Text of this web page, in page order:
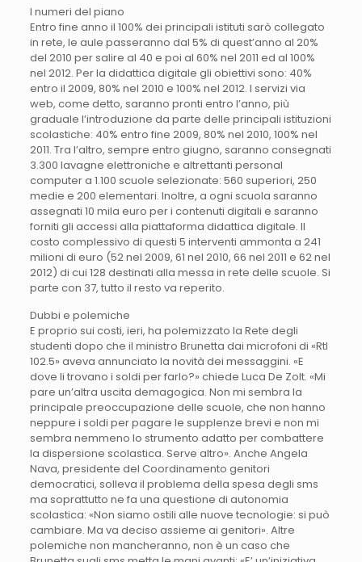
I numeri del piano
Entro fine anno il 100% dei principali istituti sarò collegato
in rete, le aule passeranno dal 5% di quest’anno al 20%
del 2010 per salire al 40 e poi al 60% nel 2011 ed al 100%
nel 2012. Per la didattica digitale gli obiettivi sono: 40%
entro il 2009, 80% nel 2010 e 100% nel 2012. I servizi via
web, come detto, saranno pronti entro l’anno, più
graduale l’introduzione da parte delle principali istituzioni
scolastiche: 40% entro fine 2009, 80% nel 2010, 100% nel
2011. Tra l’altro, sempre entro giugno, saranno consegnati
3.300 lavagne elettroniche e altrettanti personal
computer a 1.100 scuole selezionate: 560 superiori, 250
medie e 200 elementari. Inoltre, a ogni scuola saranno
assegnati 10 mila euro per i contenuti digitali e saranno
forniti gli accessi alla piattaforma didattica digitale. Il
costo complessivo di questi 5 interventi ammonta a 241
milioni di euro (52 nel 2009, 61 nel 2010, 66 nel 2011 e 62 nel
2012) di cui 128 destinati alla messa in rete delle scuole. Si
parte con 37, tutto il resto va reperito.
Dubbi e polemiche
E proprio sui costi, ieri, ha polemizzato la Rete degli
studenti dopo che il ministro Brunetta dai microfoni di «Rtl
102.5» aveva annunciato la novità dei messaggini. «E
dove li trovano i soldi per farlo?» chiede Luca De Zolt. «Mi
pare un’altra uscita demagogica. Non mi sembra la
principale preoccupazione delle scuole, che non hanno
neppure i soldi per pagare le supplenze brevi e non mi
sembra nemmeno lo strumento adatto per combattere
la dispersione scolastica. Serve altro». Anche Angela
Nava, presidente del Coordinamento genitori
democratici, solleva il problema della spesa degli sms
ma soprattutto ne fa una questione di autonomia
scolastica: «Non siamo ostili alle nuove tecnologie: si può
cambiare. Ma va deciso assieme ai genitori». Altre
polemiche non mancheranno, non è un caso che